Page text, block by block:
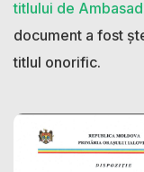
titlului de
document a fost
titlul onorific.